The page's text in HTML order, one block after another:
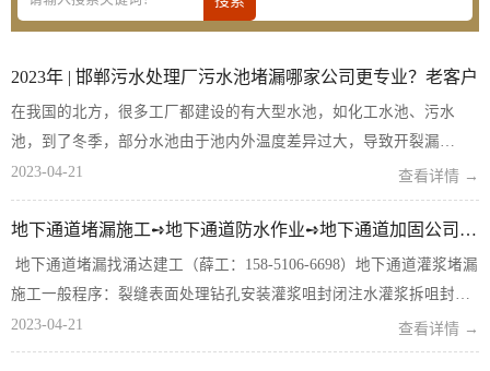
2023年 | 邯郸污水处理厂污水池堵漏哪家公司更专业？老客户
在我国的北方，很多工厂都建设的有大型水池，如化工水池、污水
池，到了冬季，部分水池由于池内外温度差异过大，导致开裂漏
水。 邯郸污水处理厂污水池堵漏哪家公司更专业？ 推荐：江苏涌达建
工有限公司； 推荐理由： 江苏涌达建工有限公司...
2023-04-21 查看详情 →
地下通道堵漏施工➺地下通道防水作业➺地下通道加固公司_专业靠谱
地下通道堵漏找涌达建工（薛工：158-5106-6698）地下通道灌浆堵漏
施工一般程序：裂缝表面处理钻孔安装灌浆咀封闭注水灌浆拆咀封
孔。（1）找出并标示好地下通道裂缝漏水点，把裂缝周围表面清理干
净；（2）沿裂缝钻孔，钻头直径10mm（采用1064或B8...
2023-04-21 查看详情 →